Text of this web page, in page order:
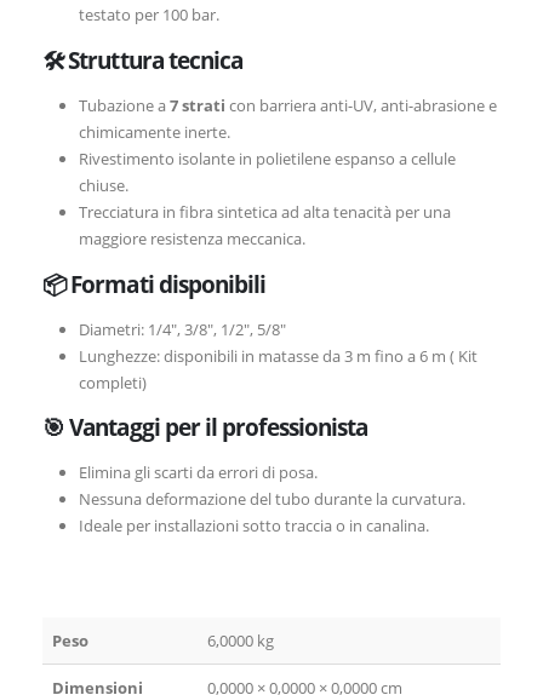
testato per 100 bar.
🛠 Struttura tecnica
Tubazione a7 strati con barriera anti-UV, anti-abrasione e
chimicamente inerte.
Rivestimento isolante in polietilene espanso a cellule
chiuse.
Trecciatura in fibra sintetica ad alta tenacità per una
maggiore resistenza meccanica.
📦 Formati disponibili
Diametri: 1/4″, 3/8″, 1/2″, 5/8″
Lunghezze: disponibili in matasse da 3 m fino a 6 m ( Kit
completi)
🎯 Vantaggi per il professionista
Elimina gli scarti da errori di posa.
Nessuna deformazione del tubo durante la curvatura.
Ideale per installazioni sotto traccia o in canalina.
Peso 6,0000 kg
Dimensioni 0,0000 × 0,0000 × 0,0000 cm